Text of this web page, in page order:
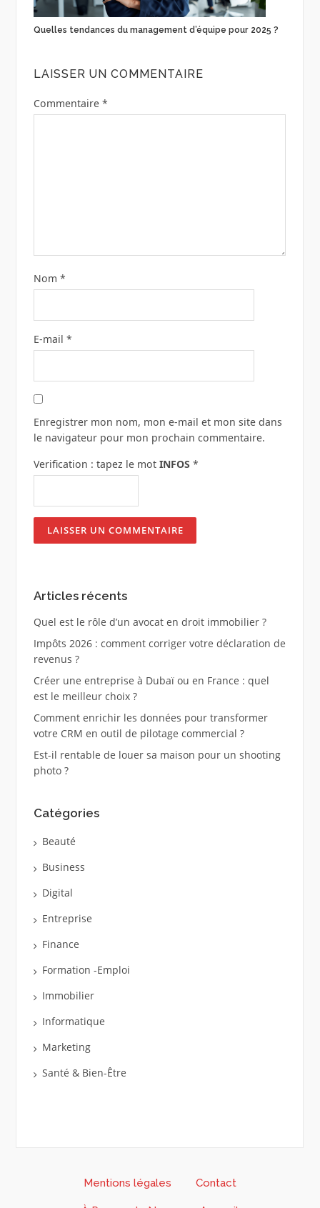
Quelles tendances du management d’équipe pour 2025 ?
LAISSER UN COMMENTAIRE
Commentaire *
Nom *
E-mail *
Enregistrer mon nom, mon e-mail et mon site dans
le navigateur pour mon prochain commentaire.
Verification : tapez le mot INFOS *
Articles récents
Quel est le rôle d’un avocat en droit immobilier ?
Impôts 2026 : comment corriger votre déclaration de
revenus ?
Créer une entreprise à Dubaï ou en France : quel
est le meilleur choix ?
Comment enrichir les données pour transformer
votre CRM en outil de pilotage commercial ?
Est-il rentable de louer sa maison pour un shooting
photo ?
Catégories
Beauté
Business
Digital
Entreprise
Finance
Formation -Emploi
Immobilier
Informatique
Marketing
Santé & Bien-Être
Mentions légales Contact